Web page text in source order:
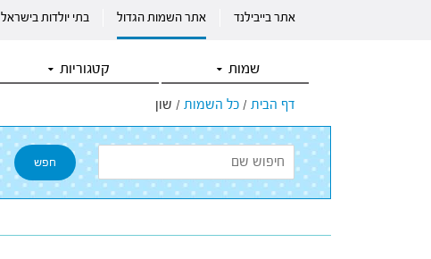
אתר בייבילנד אתר השמות הגדול בתי יולדות בישראל
שמות קטגוריות
דף הבית / כל השמות / שון